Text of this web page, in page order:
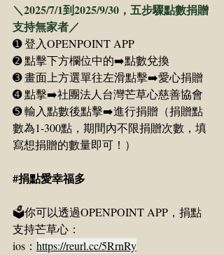
＼2025/7/1到2025/9/30，五步驟點數捐贈
支持無家者／
➊ 登入OPENPOINT APP
➋ 點擊下方欄位中的➡️點數兌換
➌ 畫面上方選單往左滑點擊➡️愛心捐贈
➍ 點擊➡️社團法人台灣芒草心慈善協會
➎ 輸入點數後點擊➡️進行捐贈（捐贈點
數為1-300點，期間內不限捐贈次數，填
寫想捐贈的數量即可！）
#捐點愛幸福多
🗳️你可以透過OPENPOINT APP，捐點
支持芒草心：
ios： https://reurl.cc/5RrnRy